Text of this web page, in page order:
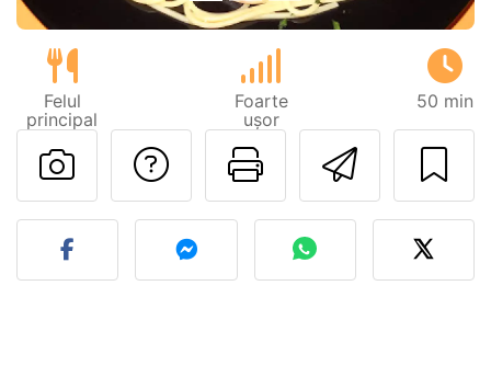
Felul
principal
Foarte
ușor
50 min
Printează
Adresează o
Postează o poză cu